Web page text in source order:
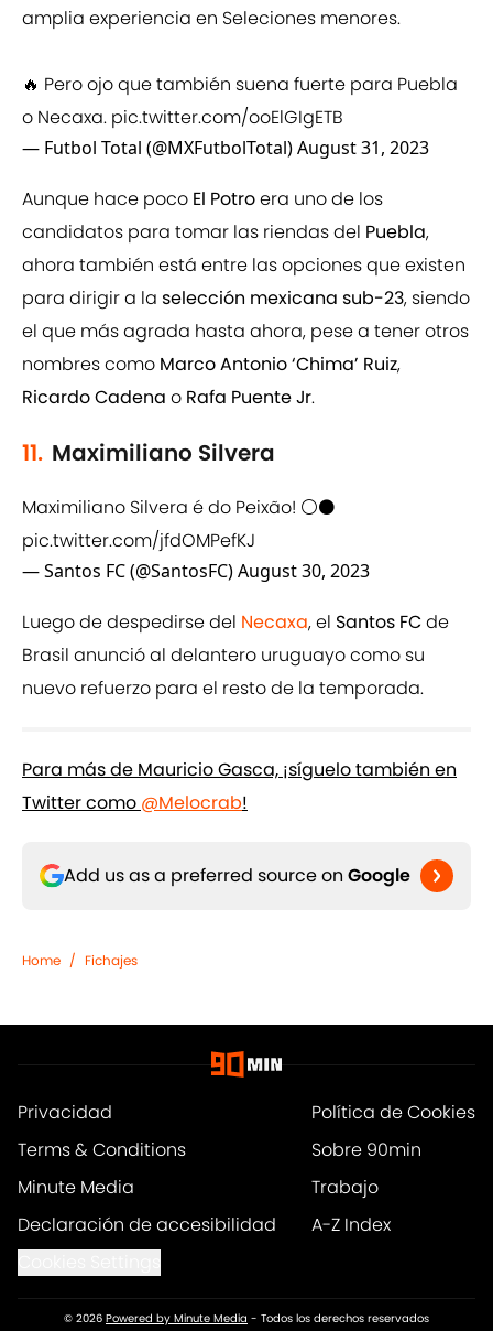
amplia experiencia en Seleciones menores.
🔥 Pero ojo que también suena fuerte para Puebla
o Necaxa. pic.twitter.com/ooElGIgETB
— Futbol Total (@MXFutbolTotal)August 31, 2023
Aunque hace poco El Potroera uno de los
candidatos para tomar las riendas del Puebla,
ahora también está entre las opciones que existen
para dirigir a la selección mexicana sub-23, siendo
el que más agrada hasta ahora, pese a tener otros
nombres como Marco Antonio ‘Chima’ Ruiz,
Ricardo Cadena o Rafa Puente Jr.
11. Maximiliano Silvera
Maximiliano Silvera é do Peixão! ⚪⚫
pic.twitter.com/jfdOMPefKJ
— Santos FC (@SantosFC)August 30, 2023
Luego de despedirse del Necaxa, el Santos FCde
Brasil anunció al delantero uruguayo como su
nuevo refuerzo para el resto de la temporada.
Para más de Mauricio Gasca, ¡síguelo también en
Twitter como @Melocrab!
Add us as a preferred source on Google
Home / Fichajes
Privacidad
Política de Cookies
Terms & Conditions
Sobre 90min
Minute Media
Trabajo
Declaración de accesibilidad
A-Z Index
© 2026 Powered by Minute Media - Todos los derechos reservados